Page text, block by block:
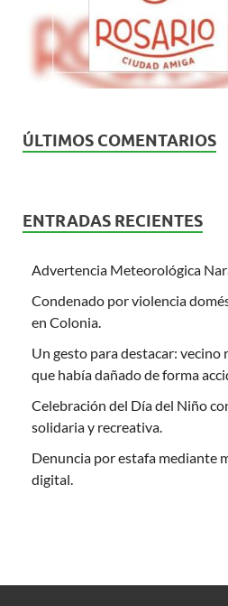
ÚLTIMOS COMENTARIOS
ENTRADAS RECIENTES
Advertencia Meteorológica
Condenado por violencia
en Colonia.
Un gesto para destacar:
que había dañado de forma
Celebración del Día del Niño
solidaria y recreativa.
Denuncia por estafa mediante
digital.